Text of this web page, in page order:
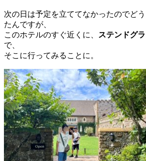
次の日は予定を立ててなかったのでど
たんですが、
このホテルのすぐ近くに、
ステンドグ
で、
そこに行ってみることに。